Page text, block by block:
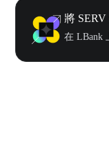
將
在 LBank